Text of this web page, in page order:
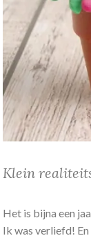
Klein
Het is bijna een
Ik was verliefd!